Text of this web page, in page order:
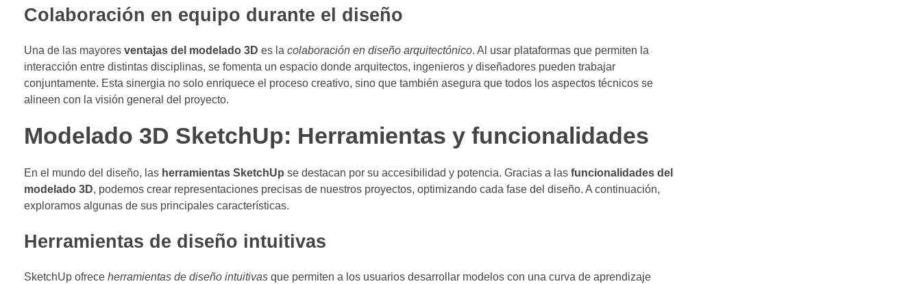
Colaboración en equipo durante el diseño
Una de las mayores ventajas del modelado 3D es la colaboración en diseño arquitectónico. Al usar plataformas que permiten la
interacción entre distintas disciplinas, se fomenta un espacio donde arquitectos, ingenieros y diseñadores pueden trabajar
conjuntamente. Esta sinergia no solo enriquece el proceso creativo, sino que también asegura que todos los aspectos técnicos se
alineen con la visión general del proyecto.
Modelado 3D SketchUp: Herramientas y funcionalidades
En el mundo del diseño, las herramientas SketchUp se destacan por su accesibilidad y potencia. Gracias a las funcionalidades del
modelado 3D, podemos crear representaciones precisas de nuestros proyectos, optimizando cada fase del diseño. A continuación,
exploramos algunas de sus principales características.
Herramientas de diseño intuitivas
SketchUp ofrece herramientas de diseño intuitivas que permiten a los usuarios desarrollar modelos con una curva de aprendizaje